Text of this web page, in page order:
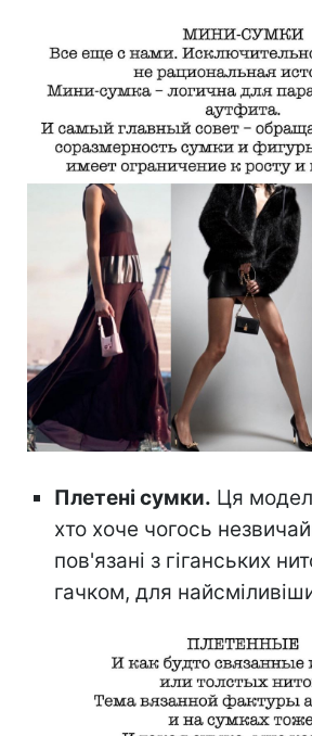
Плетені сумки. Ця
хто хоче чогось
пов'язані з гіганських
гачком, для